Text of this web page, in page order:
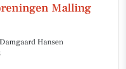
Malling
Hansen